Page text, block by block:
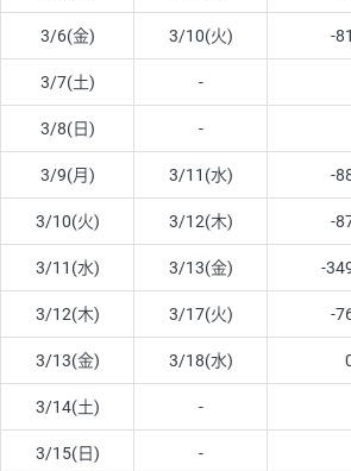
3/6(金) 3/10(火) -81
3/7(土) -
3/8(日) -
3/9(月) 3/11(水) -
3/10(火) 3/12(木) -
3/11(水) 3/13(金) -
3/12(木) 3/17(火) -
3/13(金) 3/18(水)
3/14(土) -
3/15(日) -